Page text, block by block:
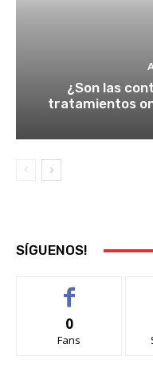
¿Son las
tratamientos
SÍGUENOS!
0
Fans